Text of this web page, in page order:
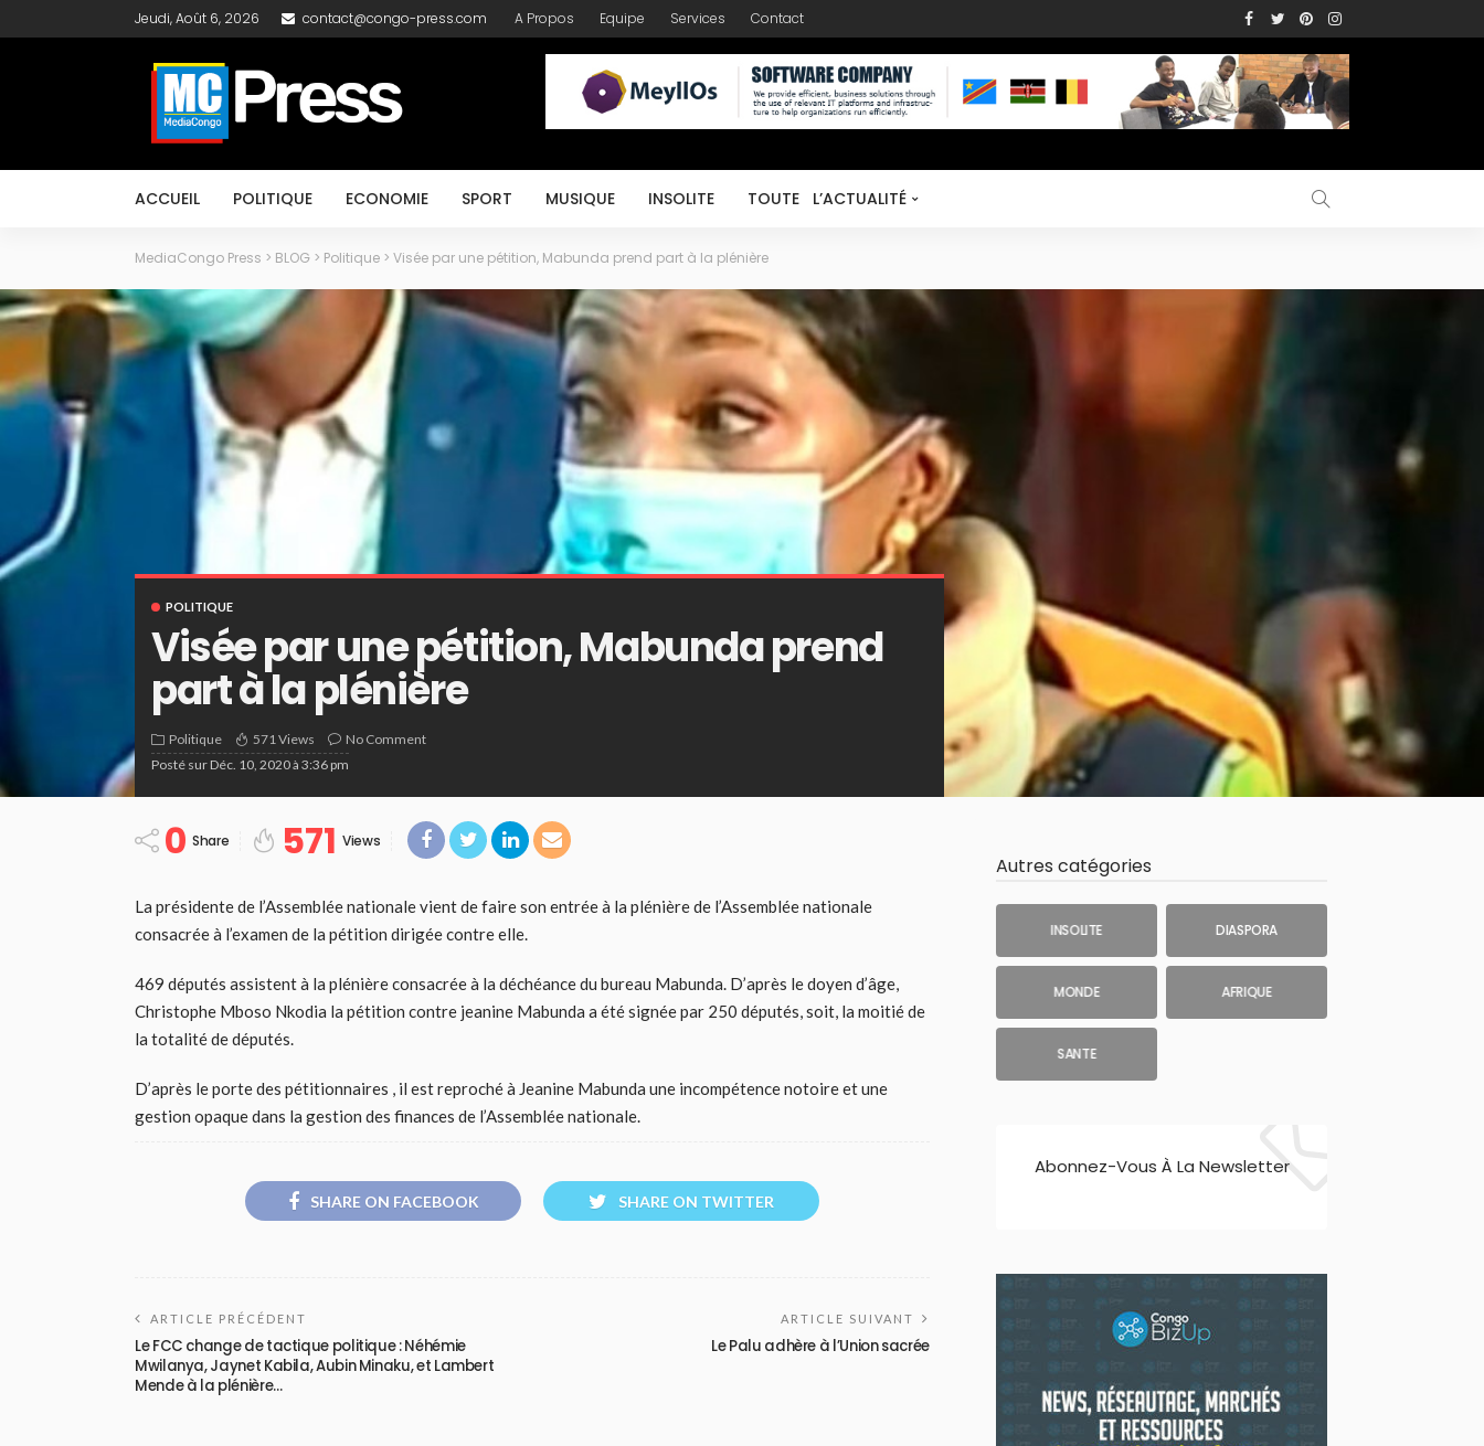
Jeudi, Août 6, 2026 contact@congo-press.com A Propos Equipe Services Contact
ACCUEIL POLITIQUE ECONOMIE SPORT MUSIQUE INSOLITE TOUTE L’ACTUALITÉ
MediaCongo Press > BLOG > Politique > Visée par une pétition, Mabunda prend part à la plénière
POLITIQUE
Visée par une pétition, Mabunda prend
part à la plénière
Politique 571 Views
No Comment
Posté sur Déc. 10, 2020 à 3:36 pm
0 Share 571 Views
La présidente de l’Assemblée nationale vient de faire son entrée à la plénière de l’Assemblée nationale
consacrée à l’examen de la pétition dirigée contre elle.
469 députés assistent à la plénière consacrée à la déchéance du bureau Mabunda. D’après le doyen d’âge,
Christophe Mboso Nkodia la pétition contre jeanine Mabunda a été signée par 250 députés, soit, la moitié de
la totalité de députés.
D’après le porte des pétitionnaires , il est reproché à Jeanine Mabunda une incompétence notoire et une
gestion opaque dans la gestion des finances de l’Assemblée nationale.
SHARE ON FACEBOOK SHARE ON TWITTER
ARTICLE PRÉCÉDENT
Le FCC change de tactique politique : Néhémie
Mwilanya, Jaynet Kabila, Aubin Minaku, et Lambert
Mende à la plénière…
ARTICLE SUIVANT
Le Palu adhère à l’Union sacrée
Autres catégories
INSOLITE DIASPORA
MONDE AFRIQUE
SANTE
Abonnez-Vous À La Newsletter